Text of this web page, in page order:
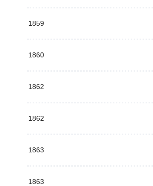
1859
1860
1862
1862
1863
1863